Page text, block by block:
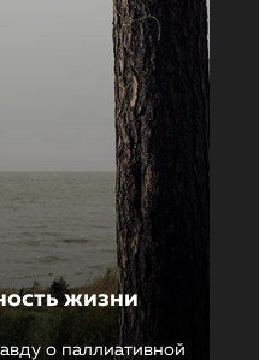
жизни
о паллиативной